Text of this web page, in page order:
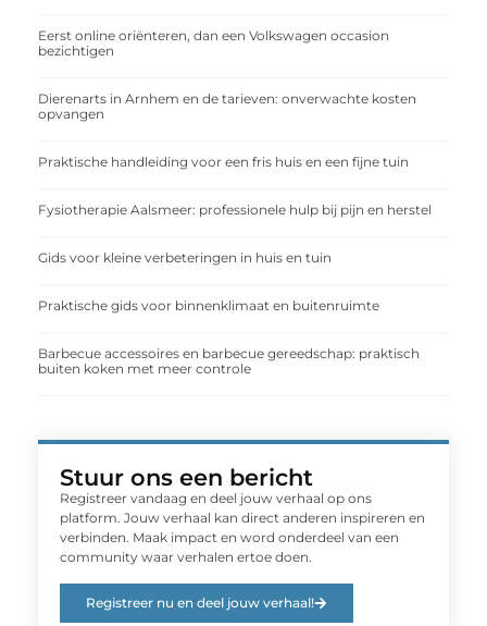
Eerst online oriënteren, dan een Volkswagen occasion
bezichtigen
Dierenarts in Arnhem en de tarieven: onverwachte kosten
opvangen
Praktische handleiding voor een fris huis en een fijne tuin
Fysiotherapie Aalsmeer: professionele hulp bij pijn en herstel
Gids voor kleine verbeteringen in huis en tuin
Praktische gids voor binnenklimaat en buitenruimte
Barbecue accessoires en barbecue gereedschap: praktisch
buiten koken met meer controle
Stuur ons een bericht
Registreer vandaag en deel jouw verhaal op ons
platform. Jouw verhaal kan direct anderen inspireren en
verbinden. Maak impact en word onderdeel van een
community waar verhalen ertoe doen.
Registreer nu en deel jouw verhaal!